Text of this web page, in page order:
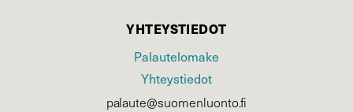
YHTEYSTIEDOT
Palautelomake
Yhteystiedot
palaute@suomenluonto.fi